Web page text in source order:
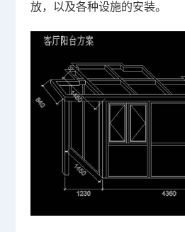
放，以及各种设施的安装。